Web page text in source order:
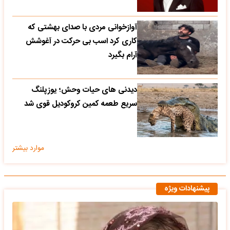
آوازخوانی مردی با صدای بهشتی که
کاری کرد اسب بی حرکت در آغوشش
آرام بگیرد
دیدنی های حیات وحش؛ یوزپلنگ
سریع طعمه کمین کروکودیل قوی شد
موارد بیشتر
پیشنهادات ویژه